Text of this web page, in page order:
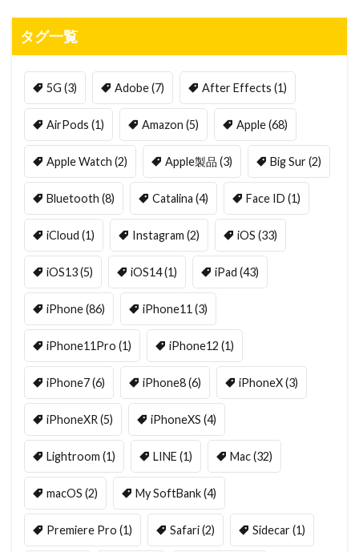
タグ一覧
5G (3) Adobe(7) After Effects (1)
AirPods (1) Amazon (5) Apple(68)
Apple Watch (2) Apple製品 (3) Big Sur(2)
Bluetooth (8) Catalina (4) Face ID (1)
iCloud (1) Instagram (2) iOS (33)
iOS13(5) iOS14(1) iPad (43)
iPhone(86) iPhone11 (3)
iPhone11Pro (1) iPhone12 (1)
iPhone7(6) iPhone8(6) iPhoneX(3)
iPhoneXR(5) iPhoneXS (4)
Lightroom (1) LINE (1) Mac(32)
macOS (2) My SoftBank(4)
Premiere Pro (1) Safari(2) Sidecar(1)